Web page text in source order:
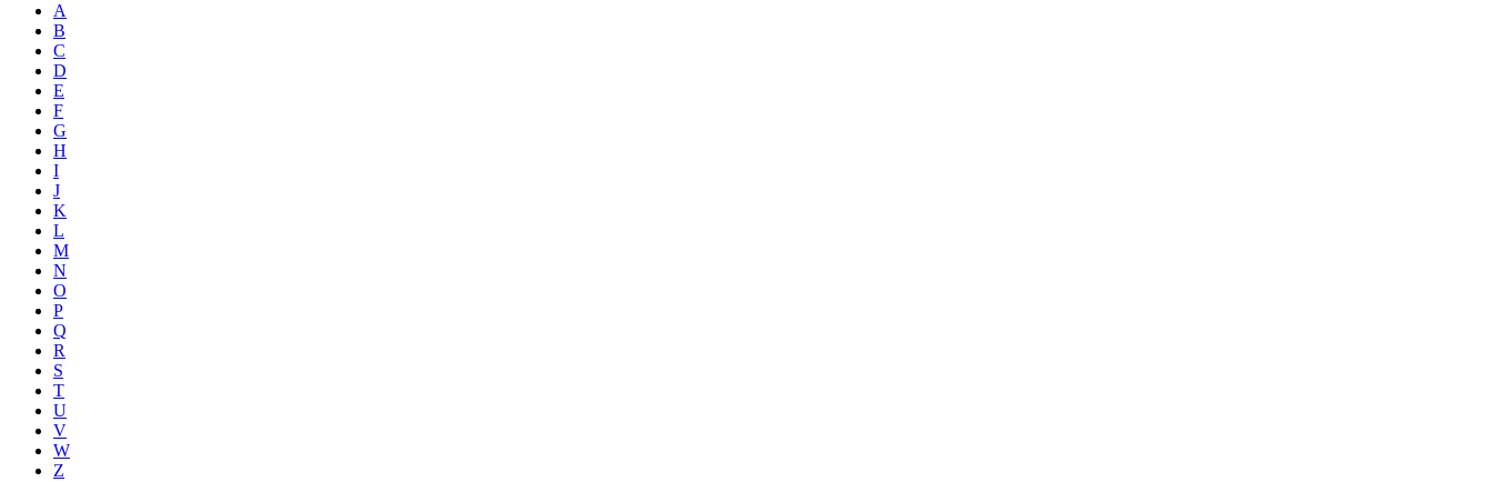
A
B
C
D
E
F
G
H
I
J
K
L
M
N
O
P
Q
R
S
T
U
V
W
Z